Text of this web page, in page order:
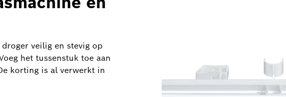
veilig en stevig op
het tussenstuk toe aan
korting is al verwerkt in